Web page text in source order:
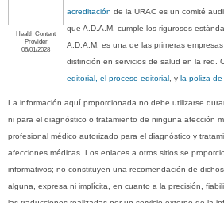
Health Content
Provider
06/01/2028
acreditación de la URAC es un comité
que A.D.A.M. cumple los rigurosos
A.D.A.M. es una de las primeras
distinción en servicios de salud en la red.
editorial, el proceso editorial , yla poliza de
La información aquí proporcionada no debe utilizarse
ni para el diagnóstico o tratamiento de ninguna afección
profesional médico autorizado para el diagnóstico y
afecciones médicas. Los enlaces a otros sitios se
informativos; no constituyen una recomendación de
alguna, expresa ni implícita, en cuanto a la precisión,